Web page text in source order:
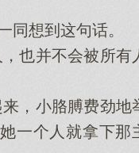
想到这句话。
也并不会被所有
，小胳膊费劲地
一个人就拿下那